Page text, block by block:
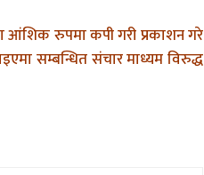
आंशिक रुपमा कपी गरी प्रकाशन गरे
सम्बन्धित संचार माध्यम विरुद्ध